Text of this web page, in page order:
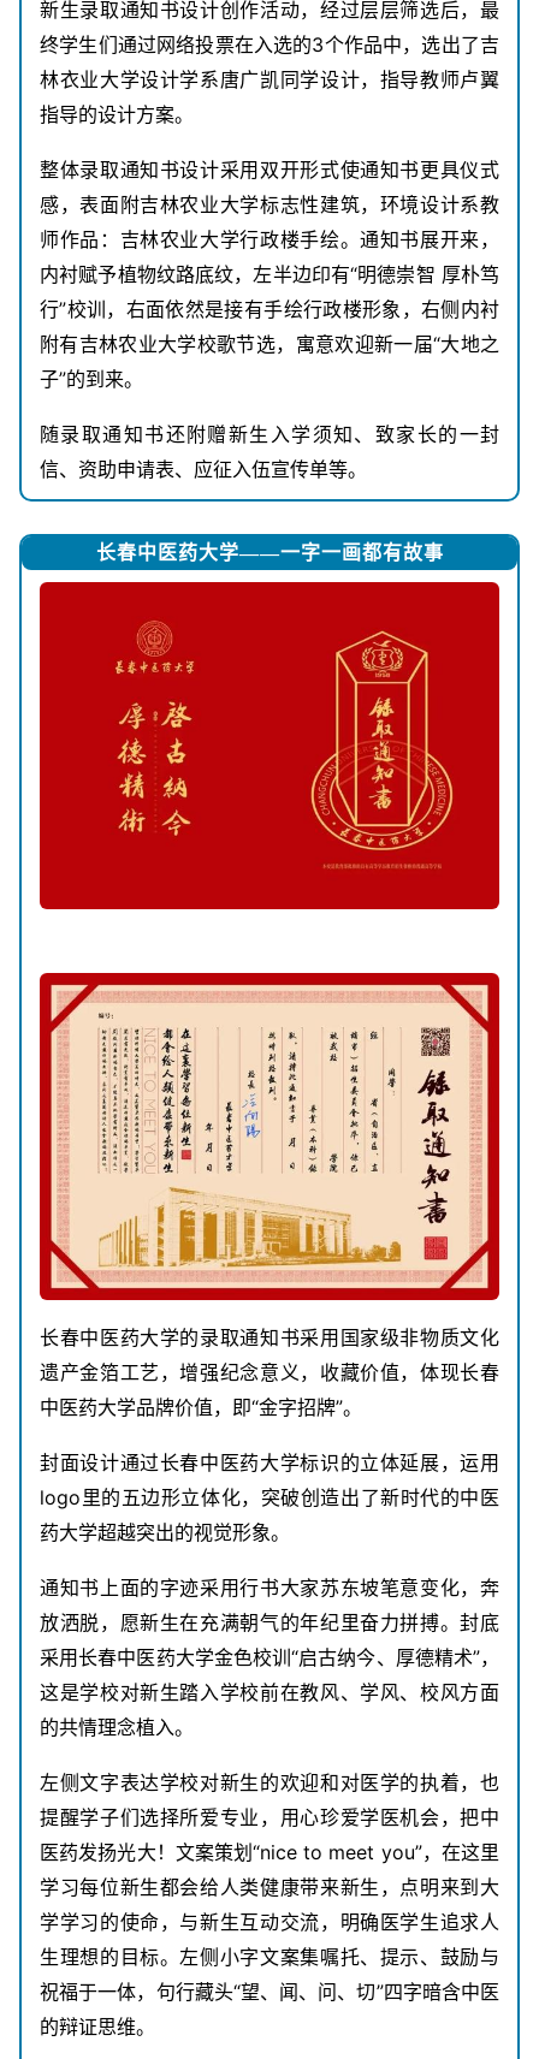
新生录取通知书设计创作活动，经过层层筛选后，最
终学生们通过网络投票在入选的3个作品中，选出了吉
林衣业大学设计学系唐广凯同学设计，指导教师卢翼
指导的设计方案。
整体录取通知书设计采用双开形式使通知书更具仪式
感，表面附吉林农业大学标志性建筑，环境设计系教
师作品：吉林农业大学行政楼手绘。通知书展开来，
内衬赋予植物纹路底纹，左半边印有“明德崇智 厚朴笃
行”校训，右面依然是接有手绘行政楼形象，右侧内衬
附有吉林农业大学校歌节选，寓意欢迎新一届“大地之
子”的到来。
随录取通知书还附赠新生入学须知、致家长的一封
信、资助申请表、应征入伍宣传单等。
长春中医药大学——一字一画都有故事
长春中医药大学的录取通知书采用国家级非物质文化
遗产金箔工艺，增强纪念意义，收藏价值，体现长春
中医药大学品牌价值，即“金字招牌”。
封面设计通过长春中医药大学标识的立体延展，运用
logo里的五边形立体化，突破创造出了新时代的中医
药大学超越突出的视觉形象。
通知书上面的字迹采用行书大家苏东坡笔意变化，奔
放洒脱，愿新生在充满朝气的年纪里奋力拼搏。封底
采用长春中医药大学金色校训“启古纳今、厚德精术”，
这是学校对新生踏入学校前在教风、学风、校风方面
的共情理念植入。
左侧文字表达学校对新生的欢迎和对医学的执着，也
提醒学子们选择所爱专业，用心珍爱学医机会，把中
医药发扬光大！文案策划“nice to meet you”，在这里
学习每位新生都会给人类健康带来新生，点明来到大
学学习的使命，与新生互动交流，明确医学生追求人
生理想的目标。左侧小字文案集嘱托、提示、鼓励与
祝福于一体，句行藏头“望、闻、问、切”四字暗含中医
的辩证思维。